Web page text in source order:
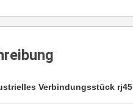
Verbindungsstück rj45